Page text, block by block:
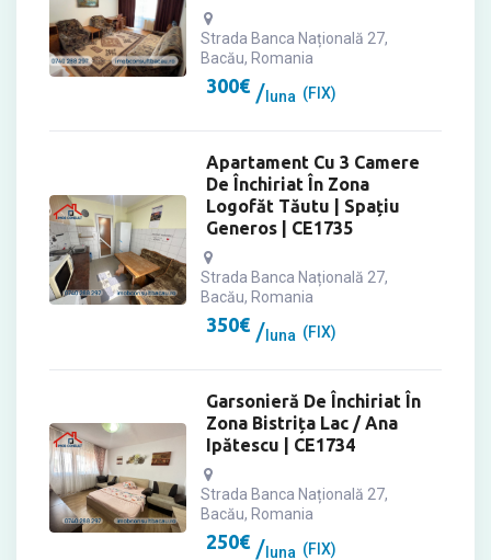
Strada Banca Națională 27,
Bacău, Romania
300€ luna (FIX)
Apartament Cu 3 Camere
De Închiriat În Zona
Logofăt Tăutu | Spațiu
Generos | CE1735
Strada Banca Națională 27,
Bacău, Romania
350€ luna (FIX)
Garsonieră De Închiriat În
Zona Bistrița Lac / Ana
Ipătescu | CE1734
Strada Banca Națională 27,
Bacău, Romania
250€ luna (FIX)